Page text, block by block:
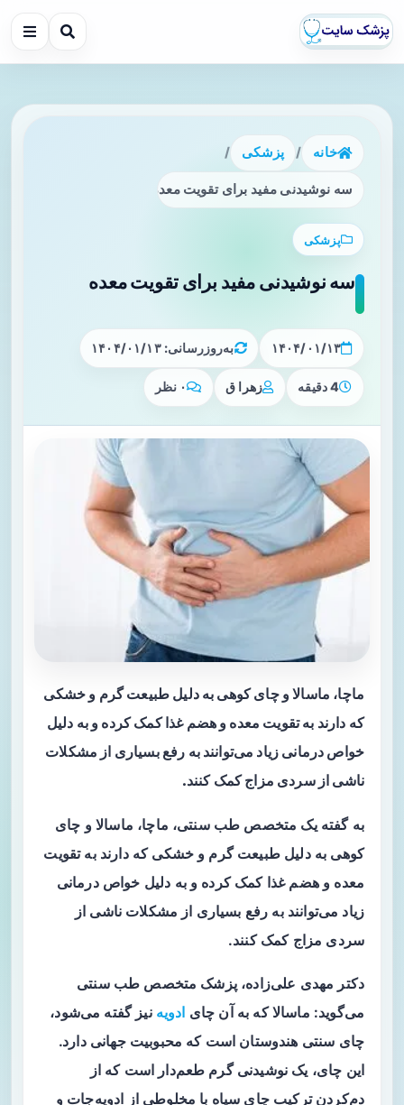
خانه / پزشکی /
سه نوشیدنی مفید برای تقویت معده
پزشکی
سه نوشیدنی مفید برای تقویت معده
۱۴۰۴/۰۱/۱۳ به‌روزرسانی: ۱۴۰۴/۰۱/۱۳
4 دقیقه زهرا ق ۰ نظر
ماچا، ماسالا و چای کوهی به دلیل طبیعت گرم و خشکی
که دارند به تقویت معده و هضم غذا کمک کرده و به دلیل
خواص درمانی زیاد می‌توانند به رفع بسیاری از مشکلات
ناشی از سردی مزاج کمک کنند.
به گفته یک متخصص طب سنتی، ماچا، ماسالا و چای
کوهی به دلیل طبیعت گرم و خشکی که دارند به تقویت
معده و هضم غذا کمک کرده و به دلیل خواص درمانی
زیاد می‌توانند به رفع بسیاری از مشکلات ناشی از
سردی مزاج کمک کنند.
دکتر مهدی علی‌زاده، پزشک متخصص طب سنتی
می‌گوید: ماسالا که به آن چای ادویه نیز گفته می‌شود،
چای سنتی هندوستان است که محبوبیت جهانی دارد.
این چای، یک نوشیدنی گرم طعم‌دار است که از
دم‌کردن ترکیب چای سیاه با مخلوطی از ادویه‌جات و